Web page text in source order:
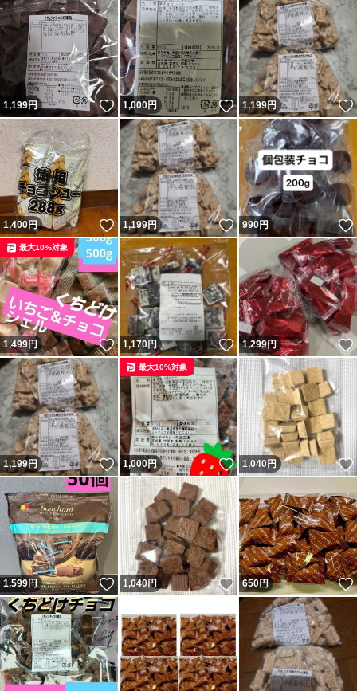
1,199円 いいね！
1,000円 いいね！
1,199円
1,400円 いいね！
1,199円 いいね！
990円
1,499円 いいね！
最大10%対象
1,170円 いいね！
1,299円
1,199円 いいね！
1,000円 いいね！
最大10%対象
1,040 円
1,599円 いいね！
1,040円 いいね！
650円